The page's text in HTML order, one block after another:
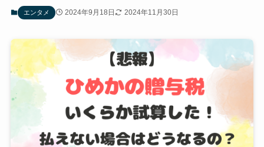
エンタメ 2024年9月18日 2024年11月30日